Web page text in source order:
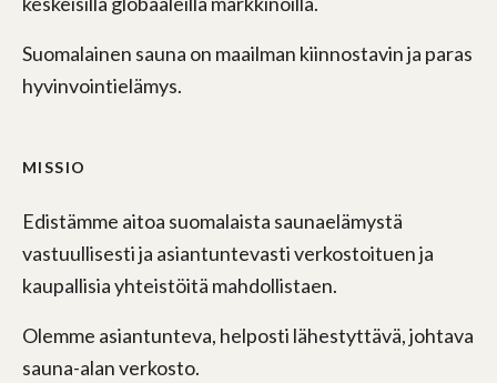
Suomalainen sauna on maailman kiinnostavin ja paras
hyvinvointielämys.
MISSIO
Edistämme aitoa suomalaista saunaelämystä
vastuullisesti ja asiantuntevasti verkostoituen ja
kaupallisia yhteistöitä mahdollistaen.
Olemme asiantunteva, helposti lähestyttävä, johtava
sauna-alan verkosto.